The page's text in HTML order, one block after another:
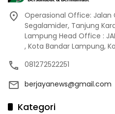
Operasional Office: Jalan
Segalamider, Tanjung
Lampung Head Office :
, Kota Bandar Lampung,
081272522251
berjayanews@gmail.com
Kategori